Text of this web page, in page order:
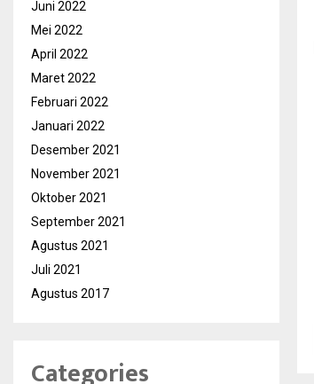
Juni 2022
Mei 2022
April 2022
Maret 2022
Februari 2022
Januari 2022
Desember 2021
November 2021
Oktober 2021
September 2021
Agustus 2021
Juli 2021
Agustus 2017
Categories